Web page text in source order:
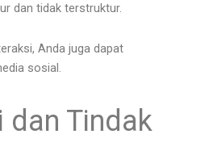
dan tidak terstruktur.
Anda juga dapat
sosial.
dan Tindak